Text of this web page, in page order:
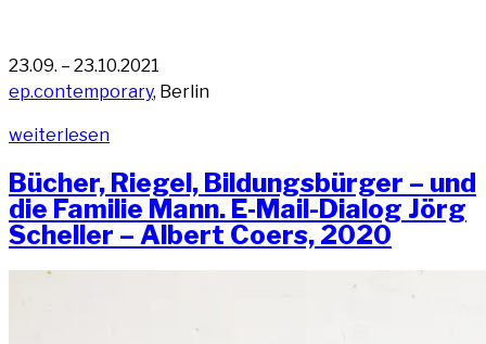
23.09. – 23.10.2021
ep.contemporary, Ber­lin
„COMING
ep.contemporary,
Ber­
lin“
wei­ter­le­sen
Bücher, Rie­gel, Bil­dungs­bür­ger – und
die Fami­lie Mann. E‑Mail-Dia­log Jörg
Schel­ler – Albert Coers, 2020